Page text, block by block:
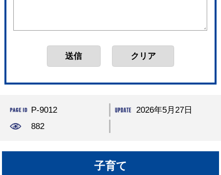
P-9012
2026年5月27日
882
子育て